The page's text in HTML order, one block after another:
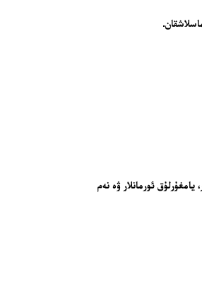
يامغۇرلۇق ئورمانلار ۋە نەم